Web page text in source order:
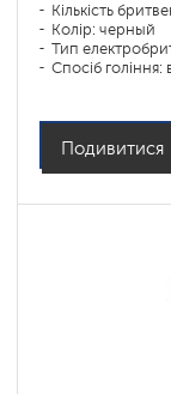
Кількість
Колір: черный
Тип
Спосіб
Подивитися